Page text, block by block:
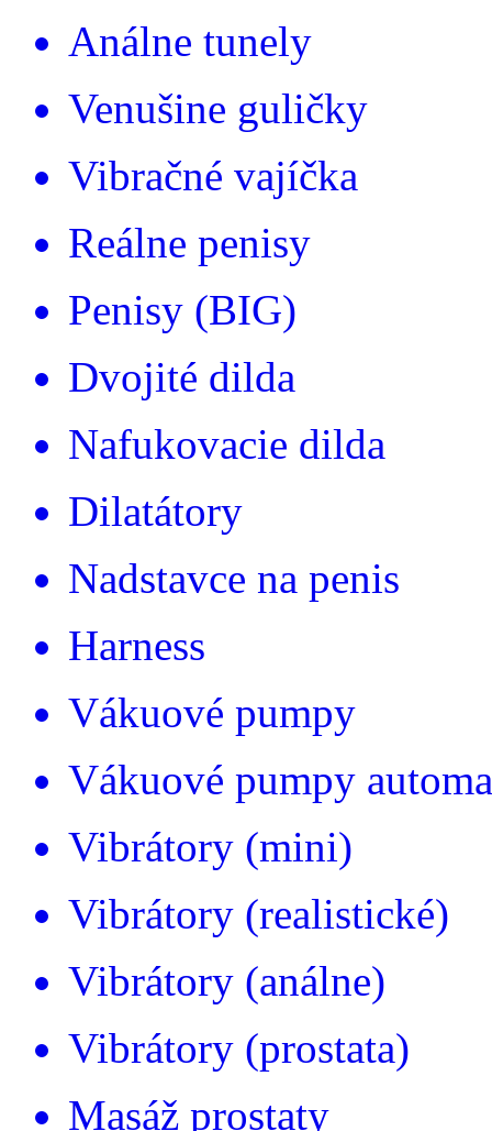
Análne tunely
Venušine guličky
Vibračné vajíčka
Reálne penisy
Penisy (BIG)
Dvojité dilda
Nafukovacie dilda
Dilatátory
Nadstavce na penis
Harness
Vákuové pumpy
Vákuové pumpy
Vibrátory (mini)
Vibrátory (realistické)
Vibrátory (análne)
Vibrátory (prostata)
Masáž prostaty